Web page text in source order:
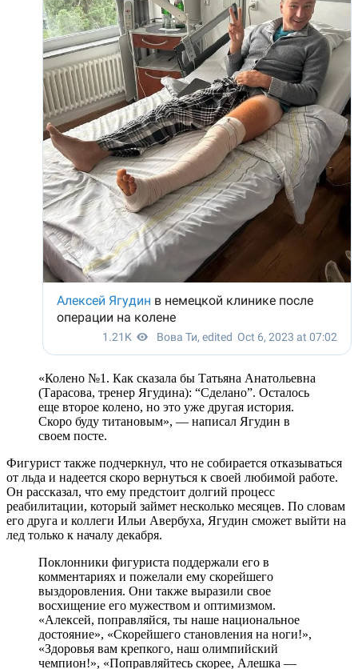
«Колено №1. Как сказала бы Татьяна Анатольевна
(Тарасова, тренер Ягудина): “Сделано”. Осталось
еще второе колено, но это уже другая история.
Скоро буду титановым», — написал Ягудин в
своем посте.
Фигурист также подчеркнул, что не собирается отказываться
от льда и надеется скоро вернуться к своей любимой работе.
Он рассказал, что ему предстоит долгий процесс
реабилитации, который займет несколько месяцев. По словам
его друга и коллеги Ильи Авербуха, Ягудин сможет выйти на
лед только к началу декабря.
Поклонники фигуриста поддержали его в
комментариях и пожелали ему скорейшего
выздоровления. Они также выразили свое
восхищение его мужеством и оптимизмом.
«Алексей, поправляйся, ты наше национальное
достояние», «Скорейшего становления на ноги!»,
«Здоровья вам крепкого, наш олимпийский
чемпион!», «Поправляйтесь скорее, Алешка —